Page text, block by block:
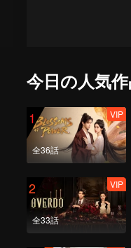
今日の人気
1
全36話
VIP
2
全33話
VIP